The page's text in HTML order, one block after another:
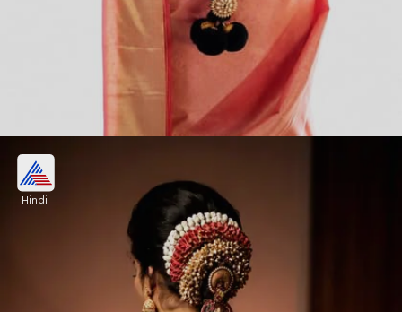
साउथ इंडियन वेडिंग में इस तरह की बड़ी से लेकर छोटी ब्रेड
क्लीप काफी पसंद की जाती है। इसे आप अपनी चोटी की लंबाई के
हिसाब से क्लीप लगा सकती हैं।
Image credits: weddingmanual Instagram
Hindi